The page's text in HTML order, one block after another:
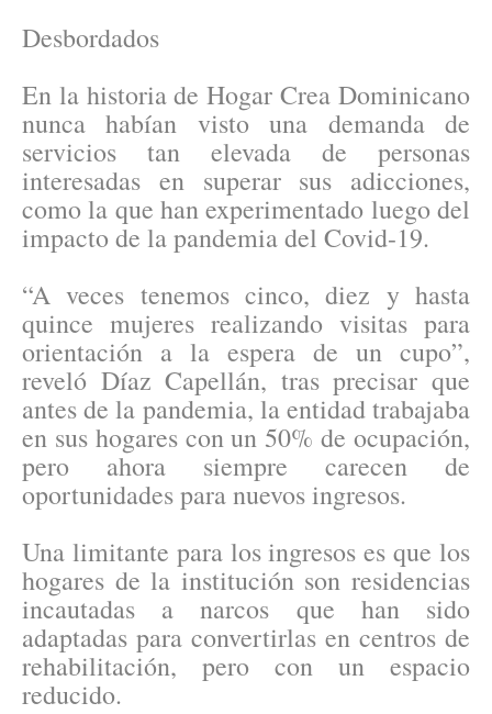
Desbordados
En la historia de Hogar Crea Dominicano
nunca habían visto una demanda de
servicios tan elevada de personas
interesadas en superar sus adicciones,
como la que han experimentado luego del
impacto de la pandemia del Covid-19.
“A veces tenemos cinco, diez y hasta
quince mujeres realizando visitas para
orientación a la espera de un cupo”,
reveló Díaz Capellán, tras precisar que
antes de la pandemia, la entidad trabajaba
en sus hogares con un 50% de ocupación,
pero ahora siempre carecen de
oportunidades para nuevos ingresos.
Una limitante para los ingresos es que los
hogares de la institución son residencias
incautadas a narcos que han sido
adaptadas para convertirlas en centros de
rehabilitación, pero con un espacio
reducido.